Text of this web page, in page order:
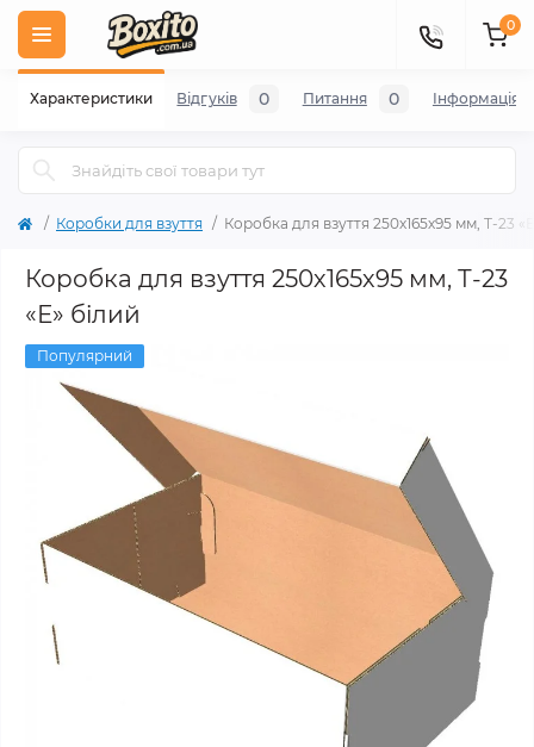
0
Коробки для взуття Коробка для взуття 250х165х95 мм, Т-23
Коробка для взуття 250х165х95 мм, Т-23
«Е» білий
Популярний
Характеристики Відгуків 0 Питання 0 Iнформація